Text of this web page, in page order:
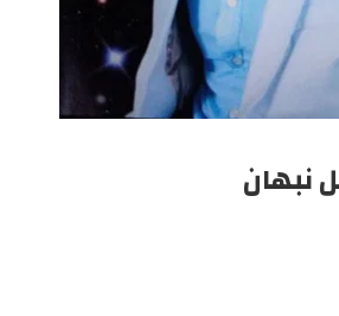
نبهان